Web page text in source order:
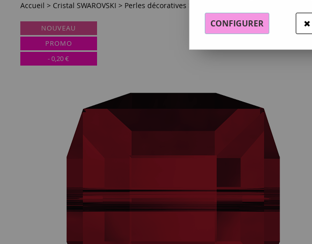
Accueil > Cristal SWAROVSKI > Perles décoratives >
NOUVEAU
PROMO
-0,20€
CONFIGURER